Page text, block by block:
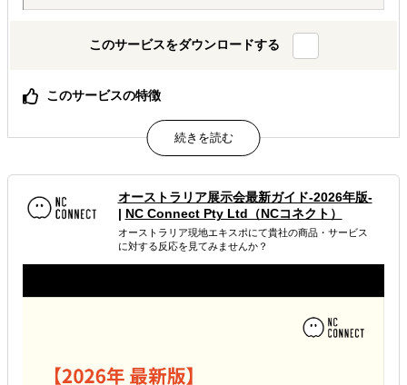
このサービスをダウンロードする
このサービスの特徴
海外で販路拡大したい製造業様向けのサービスになってお
ります。
属するジャンル
販路拡大（営業代行・販売代理店探し）
海外WEBプロモーション 海外展示会出展
解決できる課題
自社事業に最適な進出形態を知りたい
オーストラリア展示会最新ガイド-2026年版-
| NC Connect Pty Ltd（NCコネクト）
オーストラリア現地エキスポにて貴社の商品・サービス
に対する反応を見てみませんか？